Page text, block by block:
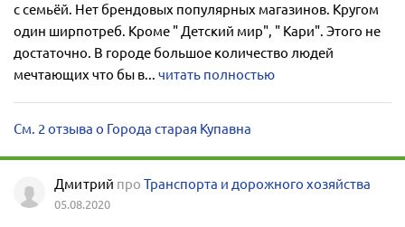
с семьёй. Нет брендовых популярных магазинов. Кругом
один ширпотреб. Кроме " Детский мир", " Кари". Этого не
достаточно. В городе большое количество людей
мечтающих что бы в... читать полностью
См. 2 отзыва о Города старая Купавна
Дмитрий проТранспорта и дорожного хозяйства
05.08.2020